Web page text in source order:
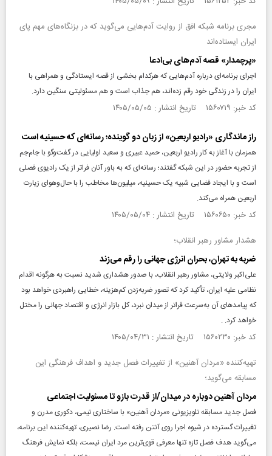
مجری برنامه شبکه افق از روایت آدم‌هایی می‌گوید که در بزنگاه‌های مهم پای
ایران ایستاده‌اند
«پرچمدار» قصه آدم‌های بی‌ادعا
اجرای برنامه‌ای درباره آدم‌هایی که هرکدام بخشی از قصه ایستادگی و همراهی با
ایران را در زندگی خود رقم زده‌اند، هم جذاب است و هم مسئولیتی سنگین دارد.
کد خبر: ۱۵۶۰۷۱۹ تاریخ انتشار : ۱۴۰۵/۰۵/۰۵
راز ماندگاری «رادیو اربعین» از زبان دو گوینده؛ رسانه‌ای که حسینیه است
همزمان با آغاز به کار رادیو اربعین، حمید عبیری و سعید اولیایی در گفت‌وگو با جام‌جم
از تجربه حضور در این شبکه گفتند؛ رسانه‌ای که به باور آنان فراتر از یک رادیوی فصلی
است و با ایجاد فضایی شبیه یک حسینیه، میلیون‌ها مخاطب را با حال‌وهوای زیارت
اربعین همراه می‌کند.
کد خبر: ۱۵۶۰۶۵۰ تاریخ انتشار : ۱۴۰۵/۰۵/۰۴
هشدار مشاور رهبر انقلاب؛
ضربه به تهران، بحران انرژی جهانی را رقم می‌زند
علی‌اکبر ولایتی، مشاور رهبر انقلاب، با صدور هشداری شدید نسبت به هرگونه اقدام
نظامی علیه ایران، تأکید کرد که تصور ضربه‌زدن کم‌هزینه، خطایی راهبردی خواهد بود
که پیامد‌های آن به‌سرعت فراتر از میدان نبرد، کل بازار انرژی و اقتصاد جهانی را مختل
خواهد کرد. .
کد خبر: ۱۵۶۰۲۳۰ تاریخ انتشار : ۱۴۰۵/۰۴/۳۱
تهیه‌کننده «مردان آهنین» از تغییرات فصل جدید و اهداف فرهنگی این
مسابقه می‌گوید؛
مردان آهنین دوباره در میدان/از قدرت بازو تا مسئولیت اجتماعی
فصل جدید مسابقه تلویزیونی «مردان آهنین» با ساختاری تیمی، دکوری مدرن و
تغییرات گسترده در شیوه اجرا روی آنتن رفته است. رضا نصیری، تهیه‌کننده این برنامه،
می‌گوید هدف فصل تازه تنها معرفی قوی‌ترین مرد ایران نیست، بلکه نمایش فرهنگ